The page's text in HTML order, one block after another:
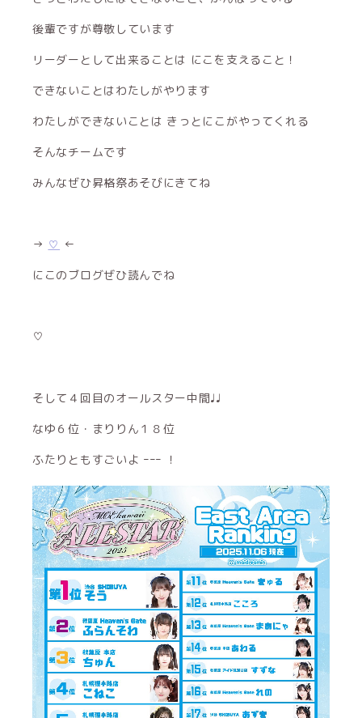
後輩ですが尊敬しています
リーダーとして出来ることは にこを支えること！
できないことはわたしがやります
わたしができないことは きっとにこがやってくれる
そんなチームです
みんなぜひ昇格祭あそびにきてね
→ ♡ ←
にこのブログぜひ読んでね
♡
そして４回目のオールスター中間♩♩
なゆ６位・まりりん１８位
ふたりともすごいよ ｰｰｰ ！